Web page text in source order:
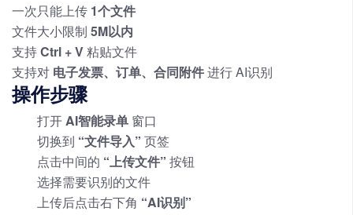
一次只能上传 1个文件
文件大小限制 5M以内
支持Ctrl + V粘贴文件
支持对 电子发票、订单、合同附件进行 AI识别
操作步骤
打开AI智能录单 窗口
切换到 “文件导入” 页签
点击中间的 “上传文件” 按钮
选择需要识别的文件
上传后点击右下角 “AI识别”